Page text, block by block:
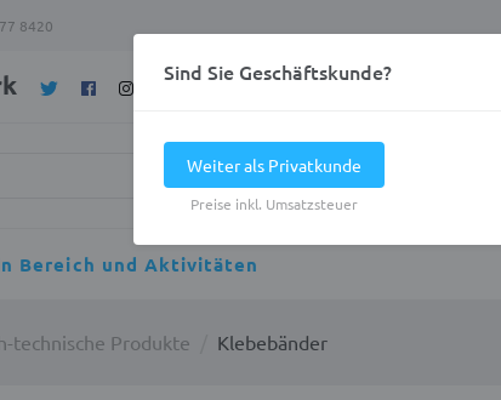
8420
Bereich und Aktivitäten
technische Produkte Klebebänder
Sind Sie Geschäftskunde?
Weiter als Privatkunde
Preise inkl. Umsatzsteuer